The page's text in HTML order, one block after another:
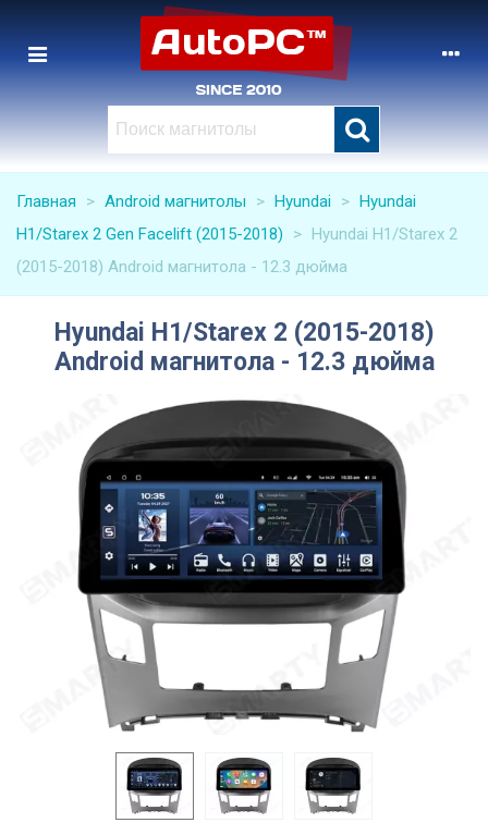
Главная > Android магнитолы > Hyundai > Hyundai
H1/Starex 2 Gen Facelift (2015-2018)
> Hyundai H1/Starex 2
(2015-2018) Android магнитола - 12.3 дюйма
Hyundai H1/Starex 2 (2015-2018)
Android магнитола - 12.3 дюйма